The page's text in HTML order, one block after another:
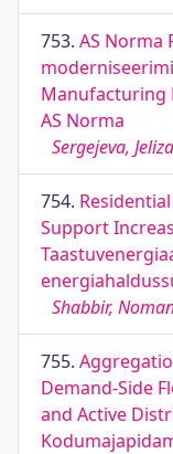
753. AS Norma
Manufacturing
AS Norma
Sergejeva,
754.
Support
Shabbir,
755.
Demand-Side
and Active